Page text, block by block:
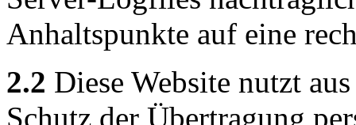
Anhaltspunkte auf eine
2.2 Diese Website nutzt
Schutz der Übertragung